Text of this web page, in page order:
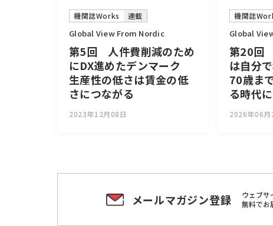
機関誌Works 連載
Global View From Nordic
第5回 人件費削減のため
にDX進めたデンマーク
生産性の低さは賃金の低
さにつながる
2023年12月08日
機関誌
Global
第20回
は自分
70歳ま
る時代に
2026年06月
メールマガジン登録
ウェブサ
無料でお